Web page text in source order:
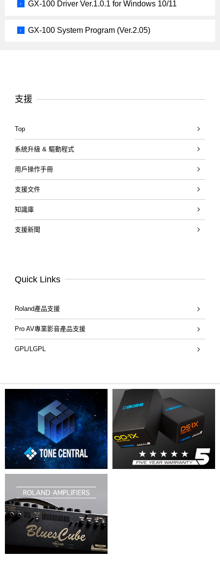
GX-100 Driver Ver.1.0.1 for Windows 10/11
GX-100 System Program (Ver.2.05)
支援
Top
系統升級 & 驅動程式
用戶操作手冊
支援文件
知識庫
支援新聞
Quick Links
Roland產品支援
Pro AV專業影音產品支援
GPL/LGPL